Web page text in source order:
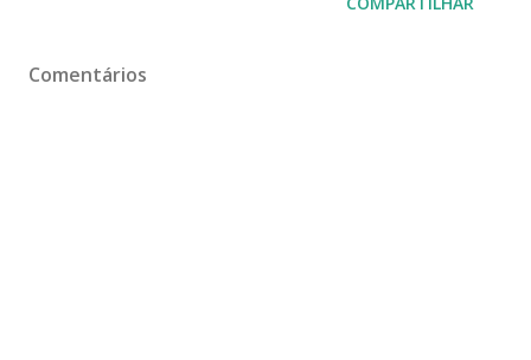
Comentários